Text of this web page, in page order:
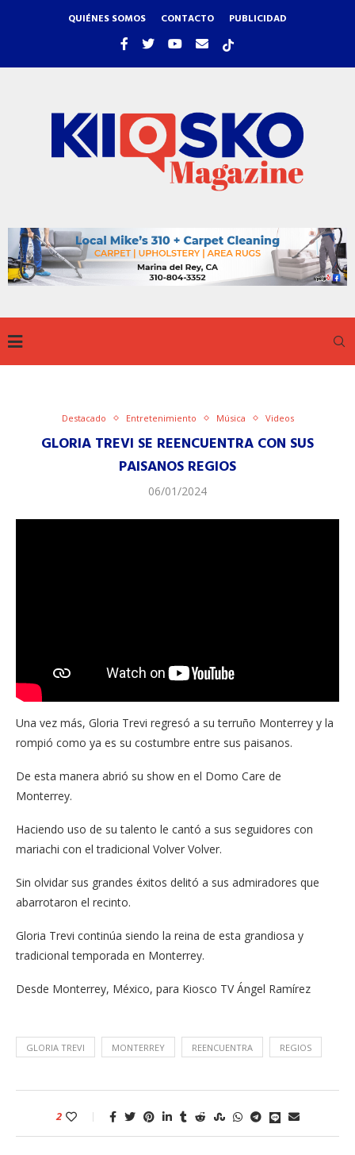
QUIÉNES SOMOS CONTACTO PUBLICIDAD
Destacado Entretenimiento Música Videos
GLORIA TREVI SE REENCUENTRA CON SUS
PAISANOS REGIOS
06/01/2024
Una vez más, Gloria Trevi regresó a su terruño Monterrey y la
rompió como ya es su costumbre entre sus paisanos.
De esta manera abrió su show en el Domo Care de
Monterrey.
Haciendo uso de su talento le cantó a sus seguidores con
mariachi con el tradicional Volver Volver.
Sin olvidar sus grandes éxitos delitó a sus admiradores que
abarrotaron el recinto.
Gloria Trevi continúa siendo la reina de esta grandiosa y
tradicional temporada en Monterrey.
Desde Monterrey, México, para Kiosco TV Ángel Ramírez
GLORIA TREVI MONTERREY REENCUENTRA REGIOS
2